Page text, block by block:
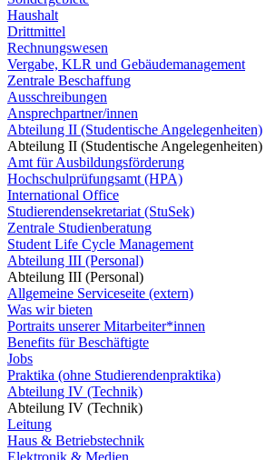
Haushalt
Drittmittel
Rechnungswesen
Vergabe, KLR und Gebäudemanagement
Zentrale Beschaffung
Ausschreibungen
Ansprechpartner/innen
Abteilung II (Studentische Angelegenheiten)
Abteilung II (Studentische Angelegenheiten)
Amt für Ausbildungsförderung
Hochschulprüfungsamt (HPA)
International Office
Studierendensekretariat (StuSek)
Zentrale Studienberatung
Student Life Cycle Management
Abteilung III (Personal)
Abteilung III (Personal)
Allgemeine Serviceseite (extern)
Was wir bieten
Portraits unserer Mitarbeiter*innen
Benefits für Beschäftigte
Jobs
Praktika (ohne Studierendenpraktika)
Abteilung IV (Technik)
Abteilung IV (Technik)
Leitung
Haus & Betriebstechnik
Elektronik & Medien